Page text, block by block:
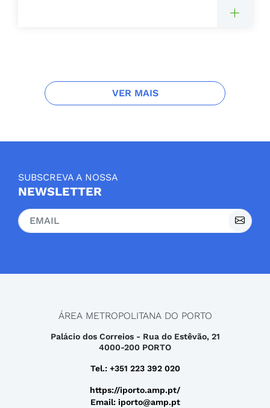
VER MAIS
SUBSCREVA A NOSSA
NEWSLETTER
ÁREA METROPOLITANA DO PORTO
Palácio dos Correios - Rua do Estêvão, 21
4000-200 PORTO
Tel.: +351 223 392 020
https://iporto.amp.pt/
Email: iporto@amp.pt